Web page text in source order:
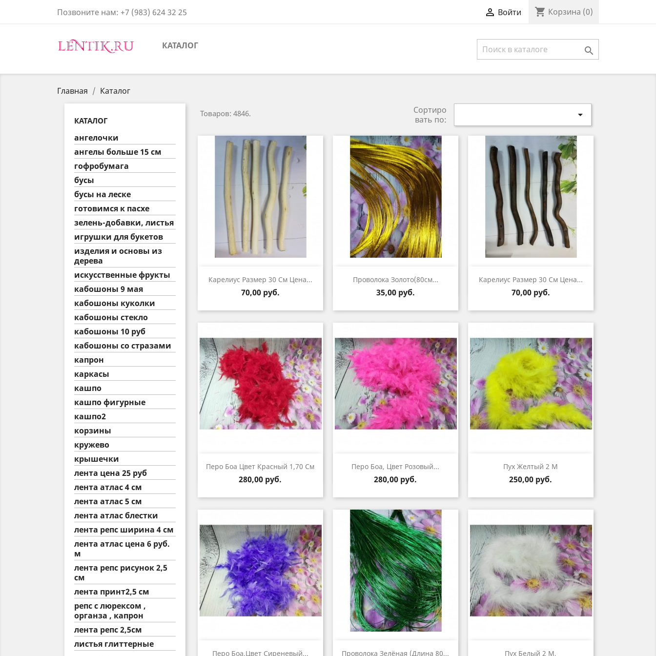
Позвоните нам: +7 (983) 624 32 25  Войти shopping_cart Корзина (0)
КАТАЛОГ 
Главная Каталог
КАТАЛОГ
ангелочки
ангелы больше 15 см
гофробумага
бусы
бусы на леске
готовимся к пасхе
зелень-добавки, листья
игрушки для букетов
изделия и основы из
дерева
искусственные фрукты
кабошоны 9 мая
кабошоны куколки
кабошоны стекло
кабошоны 10 руб
кабошоны со стразами
капрон
каркасы
кашпо
кашпо фигурные
кашпо2
корзины
кружево
крышечки
лента цена 25 руб
лента атлас 4 см
лента атлас 5 см
лента атлас блестки
лента репс ширина 4 см
лента атлас цена 6 руб.
м
лента репс рисунок 2,5
см
лента принт2,5 см
репс с люрексом ,
органза , капрон
лента репс 2,5см
листья глиттерные
Товаров: 4846.
Сортиро
вать по:

Карелиус Размер 30 См Цена...
Цена
70,00 руб.
Быстрый просмотр Проволока Золото(80см...
Цена
35,00 руб.
Быстрый просмотр Карелиус Размер 30 См Цена...
Цена
70,00 руб.
Быстрый просмотр
Перо Боа Цвет Красный 1,70 См
Цена
280,00 руб.
Быстрый просмотр Перо Боа, Цвет Розовый...
Цена
280,00 руб.
Быстрый просмотр Пух Желтый 2 М
Цена
250,00 руб.
Быстрый просмотр
Перо Боа,цвет Сиреневый...
Быстрый просмотр Проволока Зелёная (длина 80...
Быстрый просмотр Пух Белый 2 М,
Быстрый просмотр